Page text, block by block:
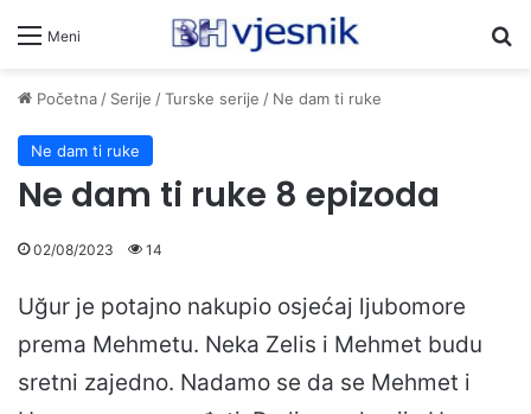
Meni
Početna/ Serije /Turske serije / Ne dam ti ruke
Ne dam ti ruke
Ne dam ti ruke 8 epizoda
02/08/2023 14
Uğur je potajno nakupio osjećaj ljubomore
prema Mehmetu. Neka Zelis i Mehmet budu
sretni zajedno. Nadamo se da se Mehmet i